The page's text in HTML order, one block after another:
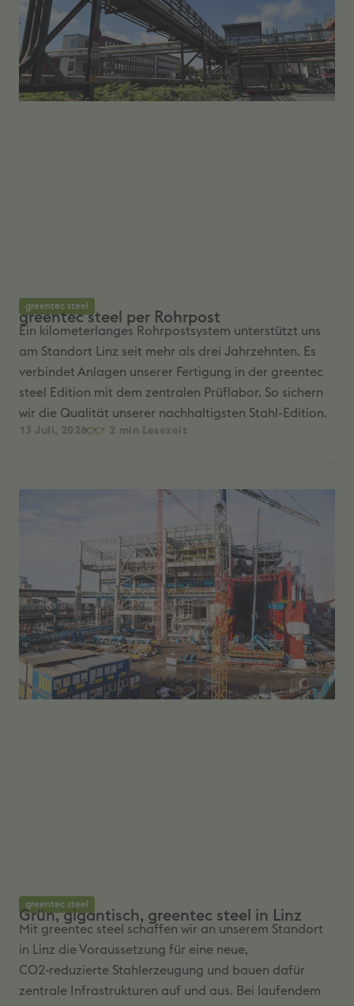
greentec steel
greentec steel per Rohrpost
Ein kilometerlanges Rohrpostsystem unterstützt uns
am Standort Linz seit mehr als drei Jahrzehnten. Es
verbindet Anlagen unserer Fertigung in der greentec
steel Edition mit dem zentralen Prüflabor. So sichern
wir die Qualität unserer nachhaltigsten Stahl-Edition.
13 Juli, 2026 2
greentec steel
Grün, gigantisch, greentec steel in Linz
Mit greentec steel schaffen wir an unserem Standort
in Linz die Voraussetzung für eine neue,
CO2‑reduzierte Stahlerzeugung und bauen dafür
zentrale Infrastrukturen auf und aus. Bei laufendem